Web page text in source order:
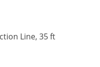
Line, 35 ft